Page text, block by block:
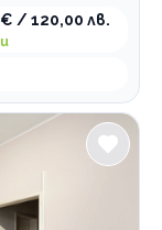
€ / 120,00 лв.